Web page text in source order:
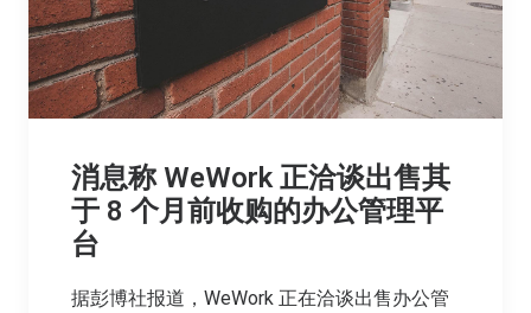
消息称 WeWork 正洽谈出售其
于 8 个月前收购的办公管理平
台
据彭博社报道，WeWork 正在洽谈出售办公管